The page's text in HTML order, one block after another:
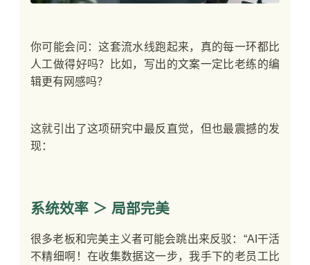
你可能会问：这套流水线跑起来，真的每一环都比
人工做得好吗？比如，写出的文案一定比老练的编
辑更有网感吗？
这就引出了这项研究中最反直觉，但也最震撼的发
现：
系统效率 ＞ 局部完美
很多老板和完美主义者可能会跳出来反驳：“AI干活
不精细啊！在收集数据这一步，我手下的老员工比